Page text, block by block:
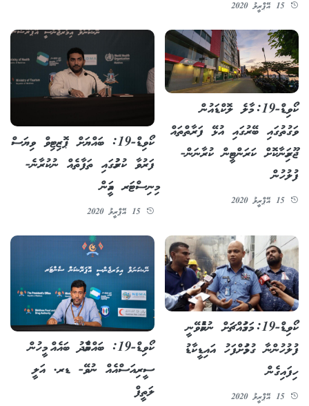
15 އޭޕްރީލު 2020
ކޯވިޑް-19: މާލެ ލޮކްޑައުން
ވަގުތުގައި ބޭރުގައި އުޅޭ ފަރާތްތައް
ޖޫރިމަނާކޮށް ކަރަންޓީން ކުރާނަން-
ފުލުހުން
15 އޭޕްރީލު 2020
ކޯވިޑް-19: ބައްޔަށް ޕޮޒިޓިވް ވިޔަސް
ފަރުވާ ކުރުމުގައި ތަފާތެއް ނުކުރާނެ-
މިނިސްޓަރ އަމީން
15 އޭޕްރީލު 2020
ކޯވިޑް-19: މަގުމައްޗަށް ނުކުމެވޭނީ
ފުލުހުންނާ ގުޅުމަށްފަހު އައިޑީކާޑު
ހިފައިގެން
15 އޭޕްރީލު 2020
ކޯވިޑް-19: ބައްޔާމެދު ބައެއް މީހުން
ސީރިއަސްއެއް ނުވޭ- ޑރ. އަލީ
ލަތީފް